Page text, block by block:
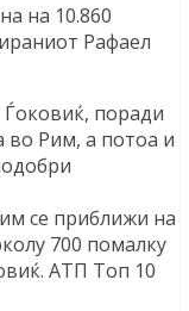
на 10.860
Рафаел
поради
во Рим, а потоа и
се приближи на
700 помалку
АТП Топ 10